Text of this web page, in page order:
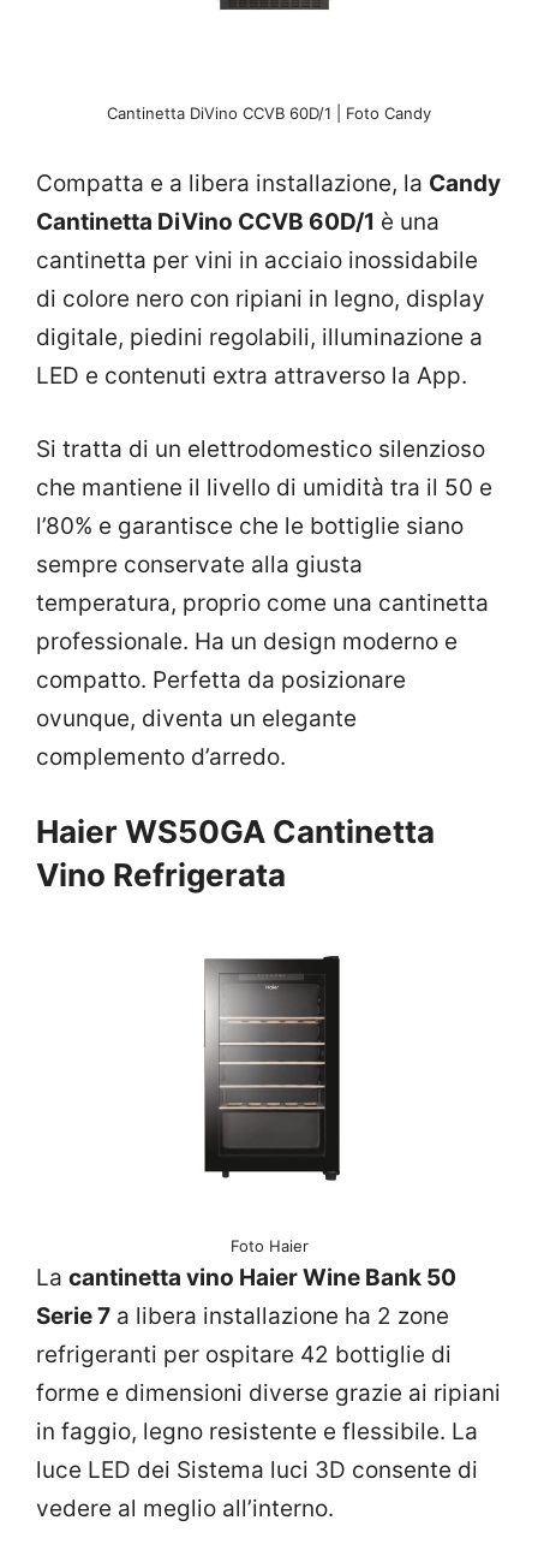
Cantinetta DiVino CCVB 60D/1 | Foto Candy
Compatta e a libera installazione, la Candy
Cantinetta DiVino CCVB 60D/1 è una
cantinetta per vini in acciaio inossidabile
di colore nero con ripiani in legno, display
digitale, piedini regolabili, illuminazione a
LED e contenuti extra attraverso la App.
Si tratta di un elettrodomestico silenzioso
che mantiene il livello di umidità tra il 50 e
l’80% e garantisce che le bottiglie siano
sempre conservate alla giusta
temperatura, proprio come una cantinetta
professionale. Ha un design moderno e
compatto. Perfetta da posizionare
ovunque, diventa un elegante
complemento d’arredo.
Haier WS50GA Cantinetta
Vino Refrigerata
Foto Haier
La cantinetta vino Haier Wine Bank 50
Serie 7 a libera installazione ha 2 zone
refrigeranti per ospitare 42 bottiglie di
forme e dimensioni diverse grazie ai ripiani
in faggio, legno resistente e flessibile. La
luce LED dei Sistema luci 3D consente di
vedere al meglio all’interno.